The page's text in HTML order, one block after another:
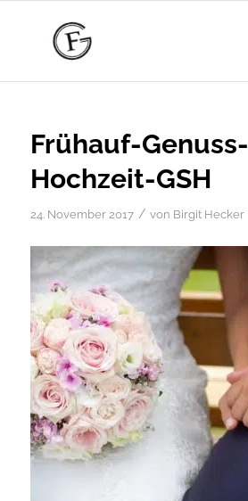
Frühauf-Genuss-
Hochzeit-GSH
24. November 2017 / von Birgit Hecker